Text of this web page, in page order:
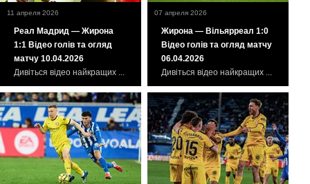
11 апреля 2026
Реал Мадрид — Жирона
1:1 Відео голів та огляд
матчу 10.04.2026
Дивіться відео найкращих ...
07 апреля 2026
Жирона — Вільярреал 1:0
Відео голів та огляд матчу
06.04.2026
Дивіться відео найкращих ...